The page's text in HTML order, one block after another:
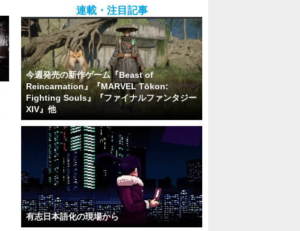
連載・注目記事
今週発売の新作ゲーム『Beast of
Reincarnation』『MARVEL Tōkon:
Fighting Souls』『ファイナルファンタジー
XIV』他
有志日本語化の現場から